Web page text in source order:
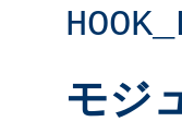
モジ